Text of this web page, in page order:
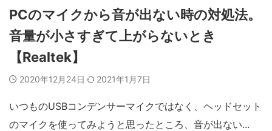
PCのマイクから音が出ない時の対処法。
音量が小さすぎて上がらないとき
【Realtek】
2020年12月24日 2021年1月7日
いつものUSBコンデンサーマイクではなく、ヘッドセット
のマイクを使ってみようと思ったところ、音が出ない...